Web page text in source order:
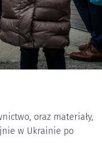
oraz materiały,
w Ukrainie po